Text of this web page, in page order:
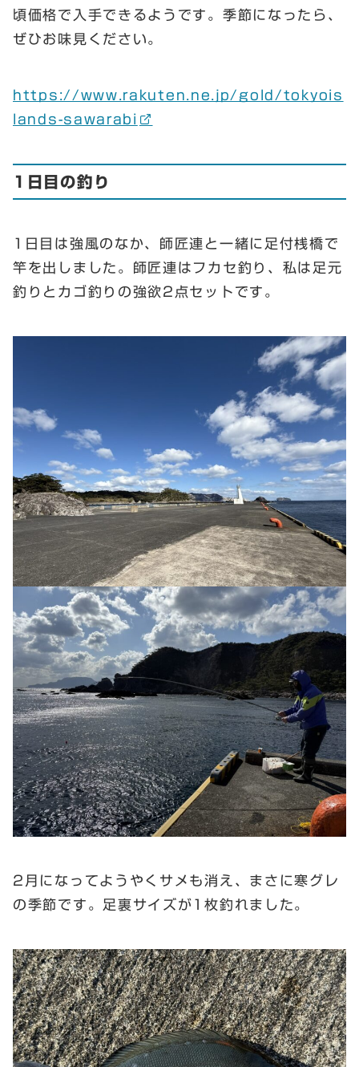
頃価格で入手できるようです。季節になったら、
ぜひお味見ください。
https://www.rakuten.ne.jp/gold/tokyois
lands-sawarabi
1日目の釣り
1日目は強風のなか、師匠連と一緒に足付桟橋で
竿を出しました。師匠連はフカセ釣り、私は足元
釣りとカゴ釣りの強欲2点セットです。
2月になってようやくサメも消え、まさに寒グレ
の季節です。足裏サイズが1枚釣れました。